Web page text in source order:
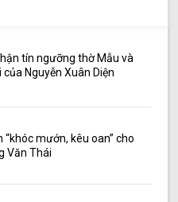
tín ngưỡng thờ Mẫu và
của Nguyễn Xuân Diện
“khóc mướn, kêu oan” cho
Văn Thái